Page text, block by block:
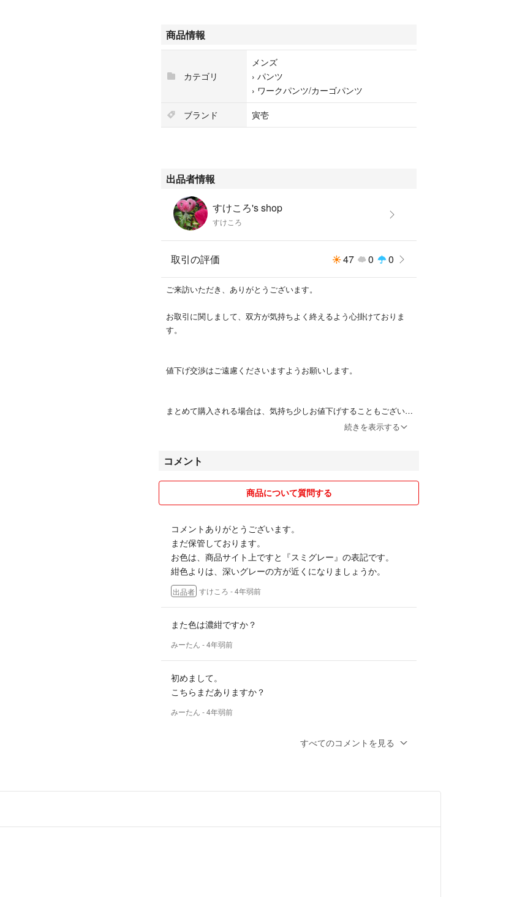
商品情報
カテゴリ
メンズ
› パンツ
› ワークパンツ/カーゴパンツ
ブランド
寅壱
出品者情報
すけころ's shop
すけころ
取引の評価 47 0 0
ご来訪いただき、ありがとうございます。
お取引に関しまして、双方が気持ちよく終えるよう心掛けておりま
す。
値下げ交渉はご遠慮くださいますようお願いします。
まとめて購入される場合は、気持ち少しお値下げすることもございま
すので、その場合はご連絡くだされば対応いたします。
うだと判断した場合は、お断りさせて頂くことがございます。
続きを表示する
コメント
商品について質問する
コメントありがとうございます。
まだ保管しております。
お色は、商品サイト上ですと『スミグレー』の表記です。
紺色よりは、深いグレーの方が近くになりましょうか。
出品者 すけころ - 4年弱前
また色は濃紺ですか？
みーたん - 4年弱前
初めまして。
こちらまだありますか？
みーたん - 4年弱前
出品者 すけころ- 約4年前
サイズW95はありますか？またあるとしたら何色があります
すべてのコメントを見る